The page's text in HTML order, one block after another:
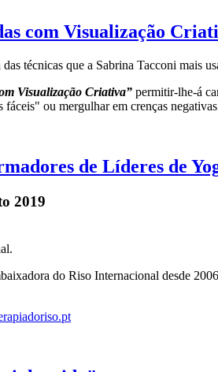
com Visualização
técnicas que a Sabrina Tacconi mais
Visualização Criativa” permitir-lhe-á
fáceis" ou mergulhar em crenças
de Líderes de
2019
do Riso Internacional desde